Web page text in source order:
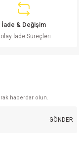
İade & Değişim
İade Süreçleri
haberdar olun.
GÖNDER